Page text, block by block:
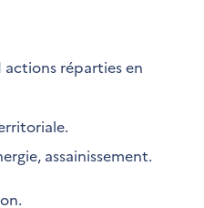
réparties en
assainissement.